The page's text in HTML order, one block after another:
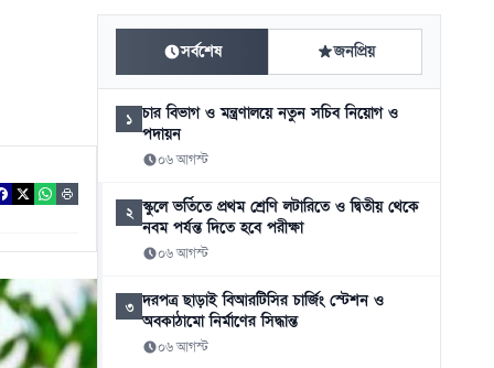
সর্বশেষ জনপ্রিয়
১ চার বিভাগ ও মন্ত্রণালয়ে নতুন সচিব নিয়োগ ও
পদায়ন
০৬ আগস্ট
২ স্কুলে ভর্তিতে প্রথম শ্রেণি লটারিতে ও দ্বিতীয় থেকে
নবম পর্যন্ত দিতে হবে পরীক্ষা
০৬ আগস্ট
৩ দরপত্র ছাড়াই বিআরটিসির চার্জিং স্টেশন ও
অবকাঠামো নির্মাণের সিদ্ধান্ত
০৬ আগস্ট